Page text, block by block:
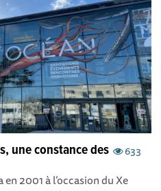
633
une constance des
2001 à l’occasion du Xe